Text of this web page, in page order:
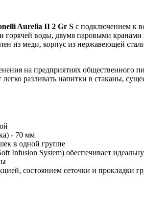
Aurelia II 2 Gr S с подключением к
горячей воды, двумя паровыми
из меди, корпус из нержавеющей
на предприятиях общественного
разливать напитки в стаканы,
- 70 мм
в одной группе
Infusion System) обеспечивает
состоянием сеточки и прокладки